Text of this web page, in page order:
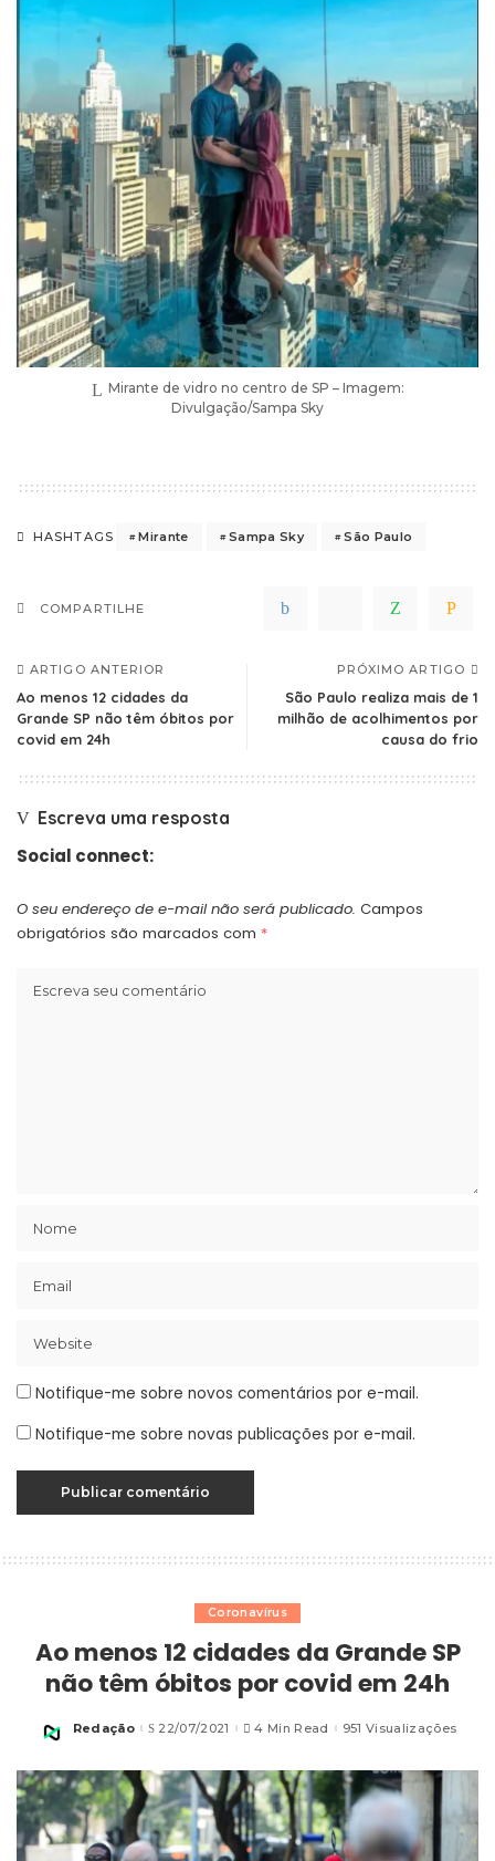
Mirante de vidro no centro de SP – Imagem:
Divulgação/Sampa Sky
HASHTAGS Mirante Sampa Sky São Paulo
COMPARTILHE
ARTIGO ANTERIOR
Ao menos 12 cidades da
Grande SP não têm óbitos por
covid em 24h
PRÓXIMO ARTIGO
São Paulo realiza mais de 1
milhão de acolhimentos por
causa do frio
Escreva uma resposta
Social connect:
O seu endereço de e-mail não será publicado. Campos
obrigatórios são marcados com *
Notifique-me sobre novos comentários por e-mail.
Notifique-me sobre novas publicações por e-mail.
Coronavírus
Ao menos 12 cidades da Grande SP
não têm óbitos por covid em 24h
Posted
Redação 22/07/2021 4 Min Read 951 Visualizações